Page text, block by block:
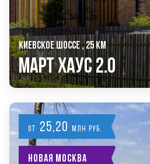
КИЕВСКОЕ ШОССЕ , 25 КМ
Март Хаус 2.0
от 25,20 млн руб.
Новая Москва